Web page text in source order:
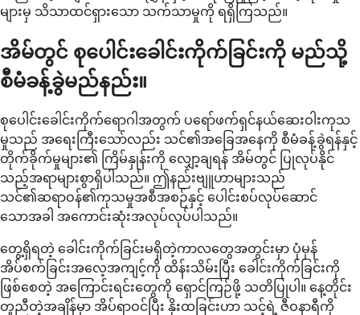
များမှ သိသာထင်ရှားသော သက်သာမှုကို ရရှိကြသည်။
အိမ်တွင် စုပေါင်းခေါင်းကိုက်ခြင်းကို မည်သို့
စီမံခန့်ခွဲမည်နည်း။
စုပေါင်းခေါင်းကိုက်ရောဂါအတွက် ပရော်ဖက်ရှင်နယ်ဆေးဝါးကုသ
မှုသည် အရေးကြီးသော်လည်း သင်၏အခြေအနေကို စီမံခန့်ခွဲရန်နှင့်
တိုက်ခိုက်မှုများ၏ ကြိမ်နှုန်းကို လျှော့ချရန် အိမ်တွင် ပြုလုပ်နိုင်
သည့်အရာများစွာရှိပါသည်။ ဤနည်းဗျူဟာများသည်
သင်၏ဆရာဝန်၏ကုသမှုအစီအစဉ်နှင့် ပေါင်းစပ်လုပ်ဆောင်
သောအခါ အကောင်းဆုံးအလုပ်လုပ်ပါသည်။
တွေ့ရှိရတဲ့ ခေါင်းကိုက်ခြင်းမရှိတဲ့ကာလတွေအတွင်းမှာ ပုံမှန်
အိပ်စက်ခြင်းအလေ့အကျင့်ကို ထိန်းသိမ်းပြီး ခေါင်းကိုက်ခြင်းကို
ဖြစ်စေတဲ့ အကြောင်းရင်းတွေကို ရှောင်ကြဉ်ဖို့ သတိပြုပါ။ နေ့တိုင်း
တူညီတဲ့အချိန်မှာ အိပ်ရာဝင်ပြီး နိုးထခြင်းဟာ သင့်ရဲ့ ဇီဝနာရီကို